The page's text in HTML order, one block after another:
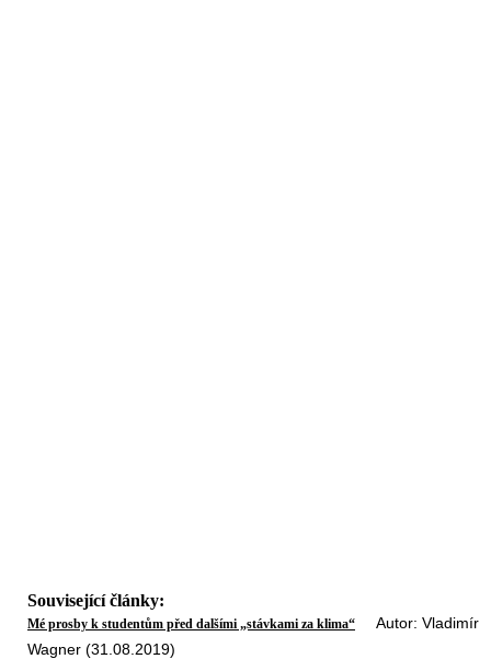
Související články:
Mé prosby k studentům před dalšími „stávkami za klima“ Autor: Vladimír
Wagner (31.08.2019)